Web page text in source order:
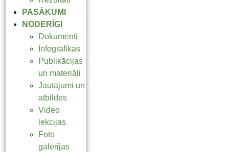
PASĀKUMI
NODERĪGI
Dokumenti
Infografikas
Publikācijas
un materiāli
Jautājumi un
atbildes
Video
lekcijas
Foto
galerijas